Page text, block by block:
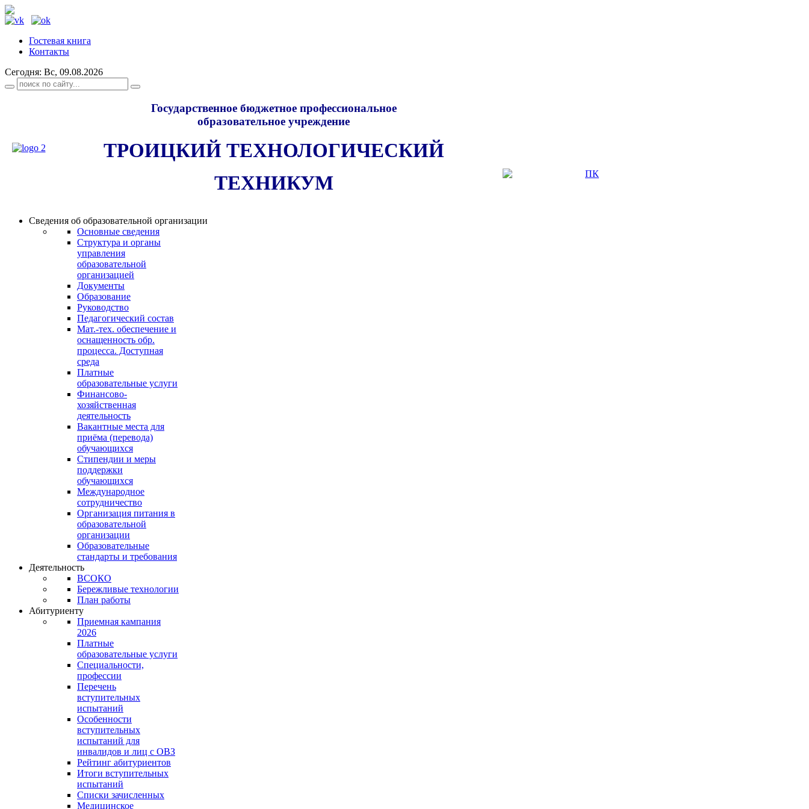
Гостевая книга
Контакты
Сегодня: Вс, 09.08.2026
Государственное бюджетное профессиональное
образовательное учреждение
ТРОИЦКИЙ ТЕХНОЛОГИЧЕСКИЙ
ТЕХНИКУМ
Сведения об образовательной организации
Основные сведения
Структура и органы
управления
образовательной
организацией
Документы
Образование
Руководство
Педагогический состав
Мат.-тех. обеспечение и
оснащенность обр.
процесса. Доступная
среда
Платные
образовательные услуги
Финансово-
хозяйственная
деятельность
Вакантные места для
приёма (перевода)
обучающихся
Стипендии и меры
поддержки
обучающихся
Международное
сотрудничество
Организация питания в
образовательной
организации
Образовательные
стандарты и требования
Деятельность
ВСОКО
Бережливые технологии
План работы
Абитуриенту
Приемная кампания
2026
Платные
образовательные услуги
Специальности,
профессии
Перечень
вступительных
испытаний
Особенности
вступительных
испытаний для
инвалидов и лиц с ОВЗ
Рейтинг абитуриентов
Итоги вступительных
испытаний
Списки зачисленных
Медицинское